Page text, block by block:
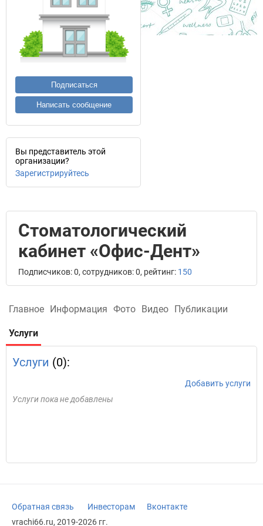
Подписаться
Написать сообщение
Вы представитель этой
организации?
Зарегистрируйтесь
Стоматологический
кабинет «Офис-Дент»
Подписчиков: 0, сотрудников: 0, рейтинг: 150
Главное Информация Фото Видео Публикации
Услуги
Услуги (0):
Добавить услуги
Услуги пока не добавлены
Обратная связь Инвесторам
Вконтакте
vrachi66.ru, 2019-2026 гг.